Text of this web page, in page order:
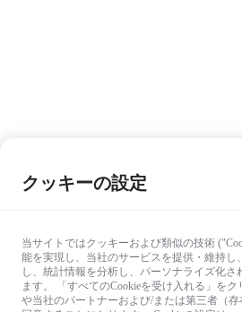
クッキーの設定
当サイトではクッキーおよび類似の技術
能を実現し、当社のサービスを提供・維持し
し、統計情報を分析し、パーソナライズ化
ます。 「すべてのCookieを受け入れる」を
や当社のパートナーおよび/または第三者（